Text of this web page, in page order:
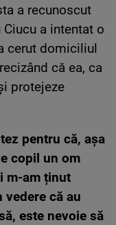
a recunoscut
a intentat o
cerut domiciliul
că ea, ca
protejeze
pentru că, așa
copil un om
m-am ținut
vedere că au
este nevoie să